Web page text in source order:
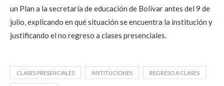
un Plan a la secretaría de educación de Bolívar antes del 9 de
julio, explicando en qué situación se encuentra la institución y
justificando el no regreso a clases presenciales.
CLASES PRESENCIALES INSTITUCIONES REGRESO A CLASES